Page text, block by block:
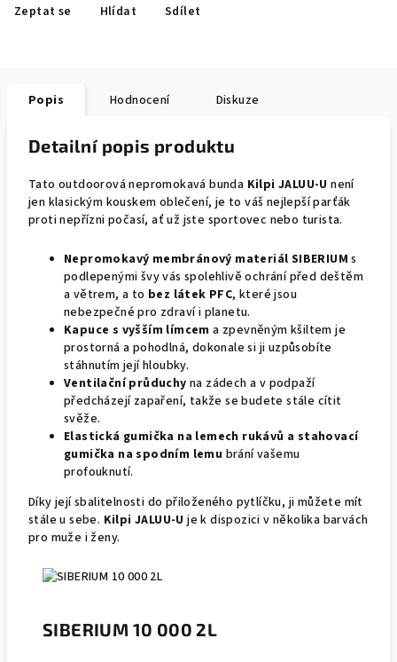
Zeptat se Hlídat Sdílet
Popis Hodnocení Diskuze
Detailní popis produktu
Tato outdoorová nepromokavá bunda Kilpi JALUU-U není
jen klasickým kouskem oblečení, je to váš nejlepší parťák
proti nepřízni počasí, ať už jste sportovec nebo turista.
Nepromokavý membránový materiál SIBERIUM s
podlepenými švy vás spolehlivě ochrání před deštěm
a větrem, a to bez látek PFC, které jsou
nebezpečné pro zdraví i planetu.
Kapuce s vyšším límcem a zpevněným kšiltem je
prostorná a pohodlná, dokonale si ji uzpůsobíte
stáhnutím její hloubky.
Ventilační průduchy na zádech a v podpaží
předcházejí zapaření, takže se budete stále cítit
svěže.
Elastická gumička na lemech rukávů a stahovací
gumička na spodním lemu brání vašemu
profouknutí.
Díky její sbalitelnosti do přiloženého pytlíčku, ji můžete mít
stále u sebe. Kilpi JALUU-U je k dispozici v několika barvách
pro muže i ženy.
SIBERIUM 10 000 2L